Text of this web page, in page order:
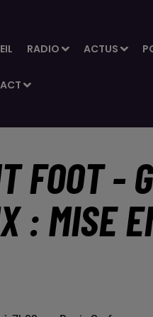
RADIO ACTUS
FOOT -
: MISE